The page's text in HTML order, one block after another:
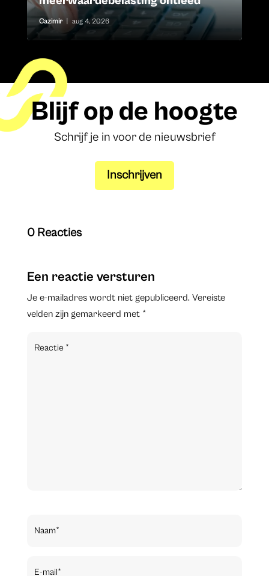
Cazimir aug 4, 2026
Blijf op de hoogte
Schrijf je in voor de nieuwsbrief
Inschrijven
0 Reacties
Een reactie versturen
Je e-mailadres wordt niet gepubliceerd. Vereiste
velden zijn gemarkeerd met *